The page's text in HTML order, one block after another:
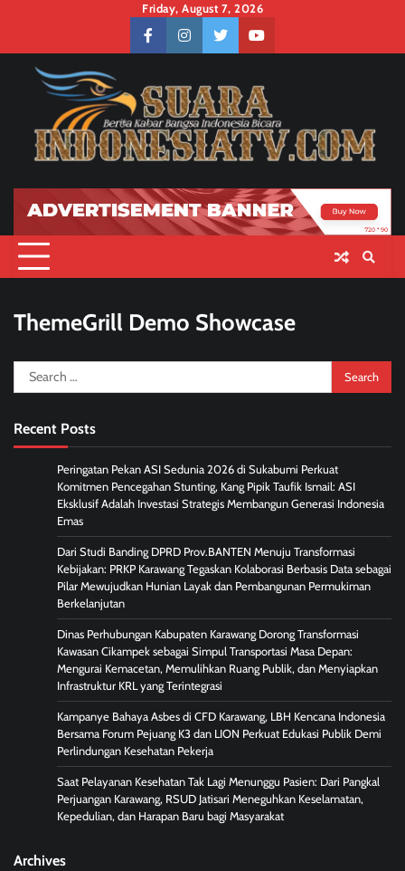
content
Friday, August 7, 2026
facebookinstagramtwitteryoutube
ThemeGrill Demo Showcase
Search
for:
Recent Posts
Peringatan Pekan ASI Sedunia 2026 di Sukabumi Perkuat
Komitmen Pencegahan Stunting, Kang Pipik Taufik Ismail: ASI
Eksklusif Adalah Investasi Strategis Membangun Generasi Indonesia
Emas
Dari Studi Banding DPRD Prov.BANTEN Menuju Transformasi
Kebijakan: PRKP Karawang Tegaskan Kolaborasi Berbasis Data sebagai
Pilar Mewujudkan Hunian Layak dan Pembangunan Permukiman
Berkelanjutan
Dinas Perhubungan Kabupaten Karawang Dorong Transformasi
Kawasan Cikampek sebagai Simpul Transportasi Masa Depan:
Mengurai Kemacetan, Memulihkan Ruang Publik, dan Menyiapkan
Infrastruktur KRL yang Terintegrasi
Kampanye Bahaya Asbes di CFD Karawang, LBH Kencana Indonesia
Bersama Forum Pejuang K3 dan LION Perkuat Edukasi Publik Demi
Perlindungan Kesehatan Pekerja
Saat Pelayanan Kesehatan Tak Lagi Menunggu Pasien: Dari Pangkal
Perjuangan Karawang, RSUD Jatisari Meneguhkan Keselamatan,
Kepedulian, dan Harapan Baru bagi Masyarakat
Archives